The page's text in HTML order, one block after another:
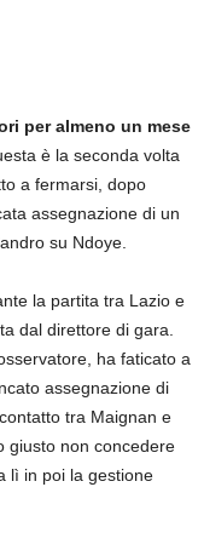
per almeno un mese
è la seconda volta
a fermarsi, dopo
assegnazione di un
su Ndoye.
la partita tra Lazio e
dal direttore di gara.
ha faticato a
assegnazione di
tra Maignan e
giusto non concedere
lì in poi la gestione